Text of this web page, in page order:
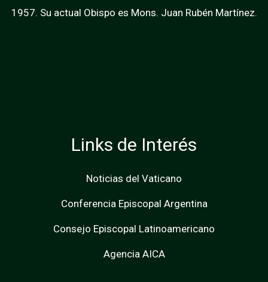
1957. Su actual Obispo es Mons. Juan Rubén Martínez.
Links de Interés
Noticias del Vaticano
Conferencia Episcopal Argentina
Consejo Episcopal Latinoamericano
Agencia AICA